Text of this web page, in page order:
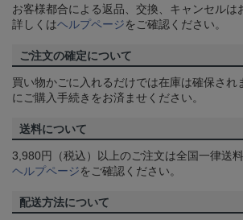
お客様都合による返品、交換、キャンセルは
詳しくはヘルプページをご確認ください。
ご注文の確定について
買い物かごに入れるだけでは在庫は確保され
にご購入手続きをお済ませください。
送料について
3,980円（税込）以上のご注文は全国一律送
ヘルプページをご確認ください。
配送方法について